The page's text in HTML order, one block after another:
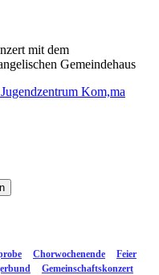
mit dem
Gemeindehaus
Chorwochenende
Feier
Gemeinschaftskonzert